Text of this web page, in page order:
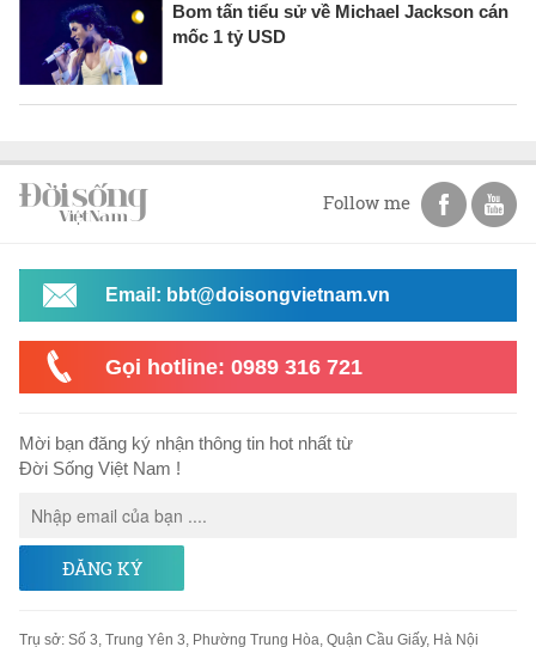
Bom tấn tiểu sử về Michael Jackson cán
mốc 1 tỷ USD
Follow me
Email: bbt@doisongvietnam.vn
Gọi hotline: 0989 316 721
Mời bạn đăng ký nhận thông tin hot nhất từ
Đời Sống Việt Nam !
ĐĂNG KÝ
Trụ sở: Số 3, Trung Yên 3, Phường Trung Hòa, Quận Cầu Giấy, Hà Nội